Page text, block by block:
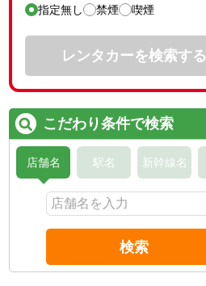
指定無し 禁煙 喫煙
レンタカーを検索する
こだわり条件で検索
店舗名 駅名 新幹線名
検索